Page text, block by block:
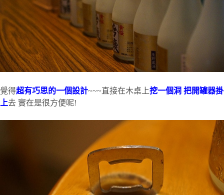
覺得超有巧思的一個設計~~~直接在木桌上挖一個洞 把開罐器掛
上去 實在是很方便呢!